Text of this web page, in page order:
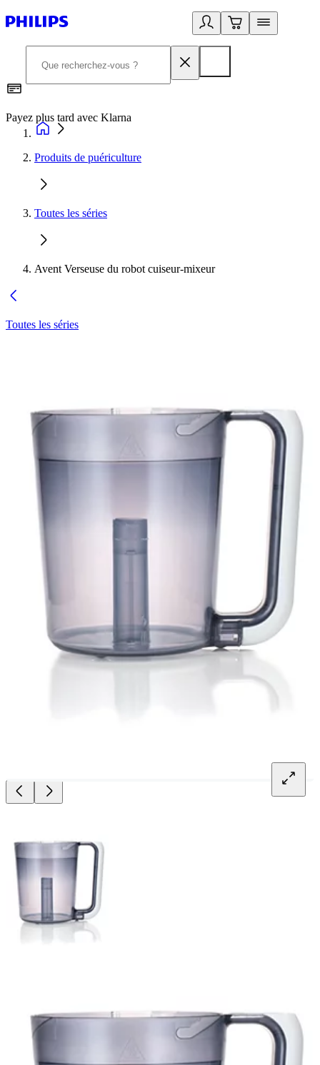
Payez plus tard avec Klarna
Produits de puériculture
Toutes les séries
Avent Verseuse du robot cuiseur-mixeur
Toutes les séries